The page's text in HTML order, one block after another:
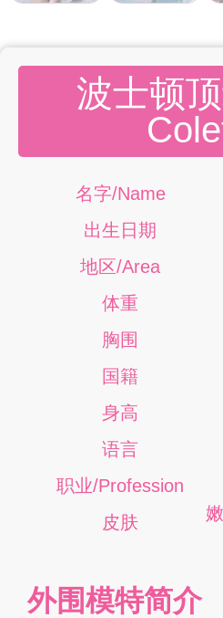
波士顿
名字/Name
出生日期
地区/Area
体重
胸围
国籍
身高
语言
职业/Profession
皮肤
外围模特简介